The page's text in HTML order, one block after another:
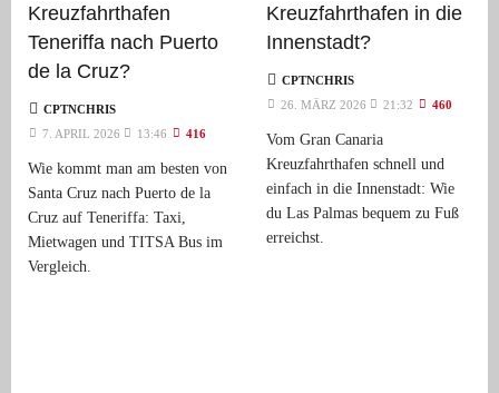
Kreuzfahrthafen
Teneriffa nach Puerto
de la Cruz?
CPTNCHRIS
7. APRIL 2026
13:46 416
Wie kommt man am besten von
Santa Cruz nach Puerto de la
Cruz auf Teneriffa: Taxi,
Mietwagen und TITSA Bus im
Vergleich.
Kreuzfahrthafen in die
Innenstadt?
CPTNCHRIS
26. MÄRZ 2026
21:32 460
Vom Gran Canaria
Kreuzfahrthafen schnell und
einfach in die Innenstadt: Wie
du Las Palmas bequem zu Fuß
erreichst.